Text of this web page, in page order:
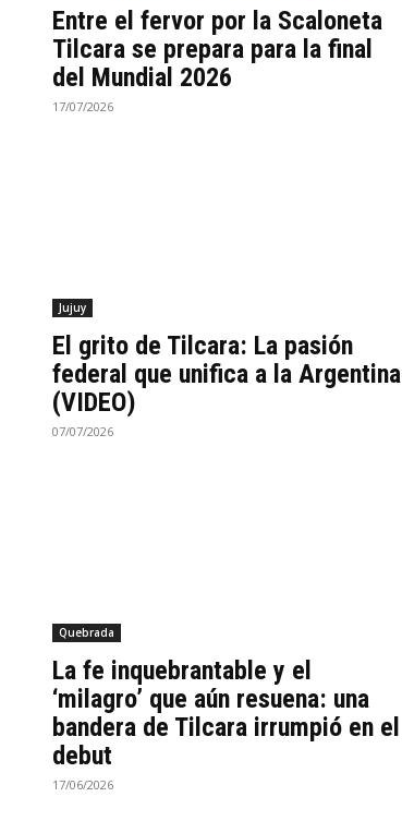
Entre el fervor por la Scaloneta
Tilcara se prepara para la final
del Mundial 2026
17/07/2026
Jujuy
El grito de Tilcara: La pasión
federal que unifica a la Argentina
(VIDEO)
07/07/2026
Quebrada
La fe inquebrantable y el
‘milagro’ que aún resuena: una
bandera de Tilcara irrumpió en el
debut
17/06/2026